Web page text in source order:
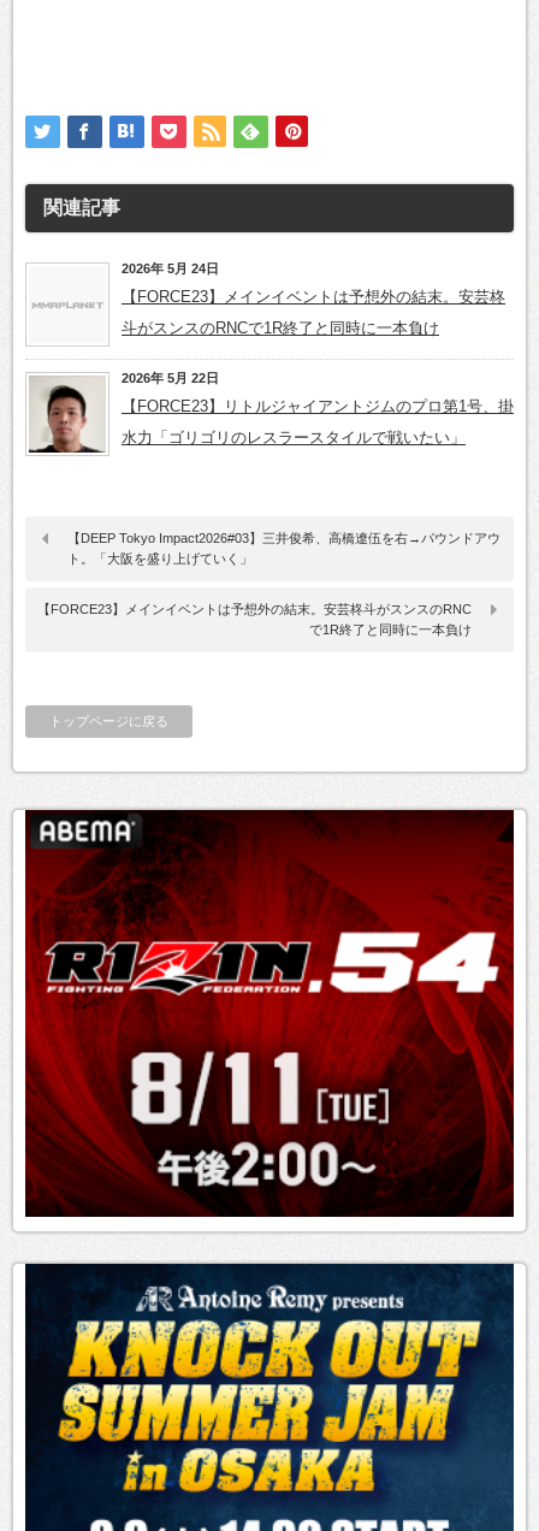
関連記事
2026年 5月 24日
【FORCE23】メインイベントは予想外の結末。安芸柊
斗がスンスのRNCで1R終了と同時に一本負け
2026年 5月 22日
【FORCE23】リトルジャイアントジムのプロ第1号、掛
水力「ゴリゴリのレスラースタイルで戦いたい」
【DEEP Tokyo Impact2026#03】三井俊希、高橋遼伍を右→パウンドアウ
ト。「大阪を盛り上げていく」
【FORCE23】メインイベントは予想外の結末。安芸柊斗がスンスのRNC
で1R終了と同時に一本負け
トップページに戻る